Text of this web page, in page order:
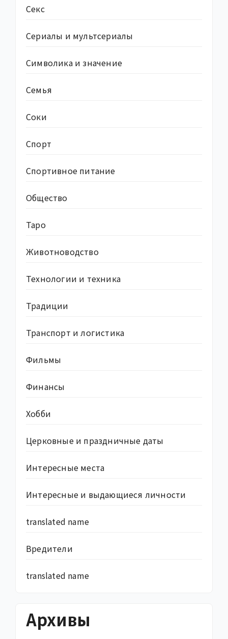
Секс
Сериалы и мультсериалы
Символика и значение
Семья
Соки
Спорт
Спортивное питание
Общество
Таро
Животноводство
Технологии и техника
Традиции
Транспорт и логистика
Фильмы
Финансы
Хобби
Церковные и праздничные даты
Интересные места
Интересные и выдающиеся личности
translated name
Вредители
translated name
Архивы